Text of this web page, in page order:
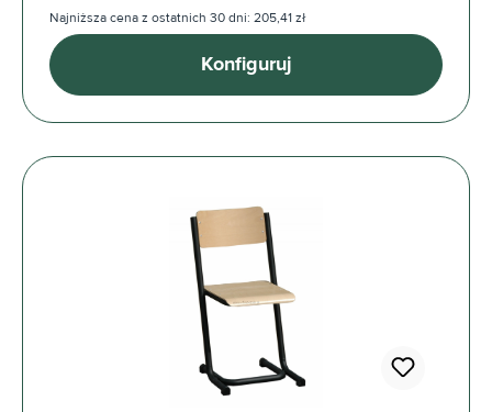
Najniższa cena z ostatnich 30 dni: 205,41 zł
Konfiguruj